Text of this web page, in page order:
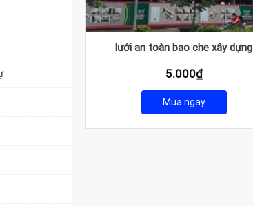
lưới an toàn bao che xây dựng
5.000₫
Mua ngay